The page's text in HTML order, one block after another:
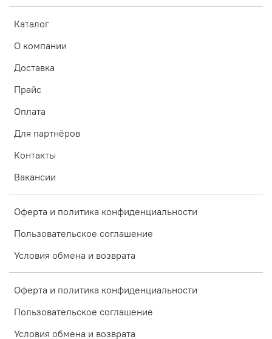
Каталог
О компании
Доставка
Прайс
Оплата
Для партнёров
Контакты
Вакансии
Оферта и политика конфиденциальности
Пользовательское соглашение
Условия обмена и возврата
Оферта и политика конфиденциальности
Пользовательское соглашение
Условия обмена и возврата